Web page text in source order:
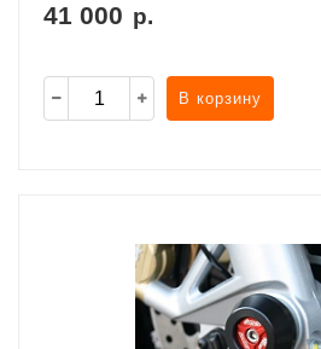
41 000 р.
В корзину